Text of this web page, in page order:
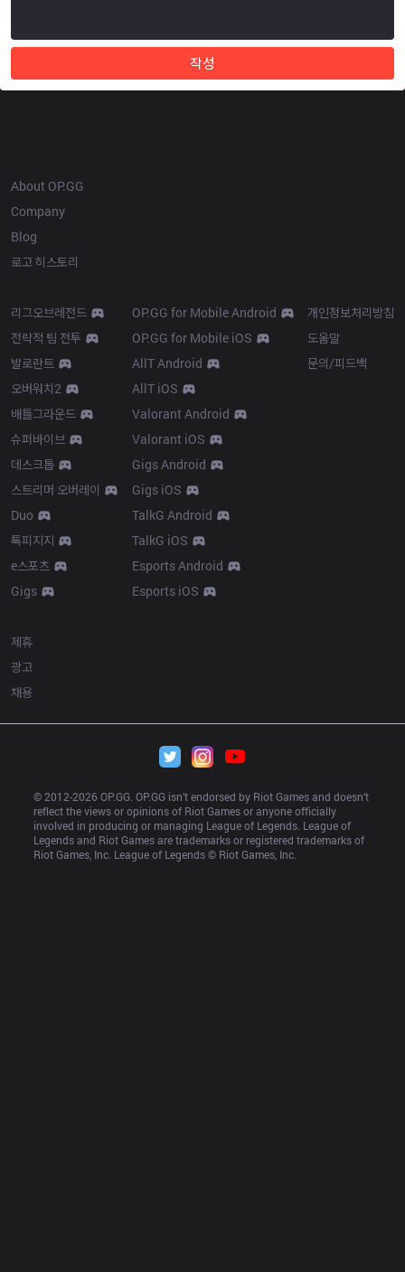
작성
About OP.GG
Company
Blog
로고 히스토리
리그오브레전드
전략적 팀 전투
발로란트
오버워치2
배틀그라운드
슈퍼바이브
데스크톱
스트리머 오버레이
Duo
톡피지지
e스포츠
Gigs
OP.GG for Mobile Android
OP.GG for Mobile iOS
AllT Android
AllT iOS
Valorant Android
Valorant iOS
Gigs Android
Gigs iOS
TalkG Android
TalkG iOS
Esports Android
Esports iOS
개인정보처리방침
도움말
문의/피드백
제휴
광고
채용
© 2012-2026 OP.GG. OP.GG isn’t endorsed by Riot Games and doesn’t
reflect the views or opinions of Riot Games or anyone officially
involved in producing or managing League of Legends. League of
Legends and Riot Games are trademarks or registered trademarks of
Riot Games, Inc. League of Legends © Riot Games, Inc.